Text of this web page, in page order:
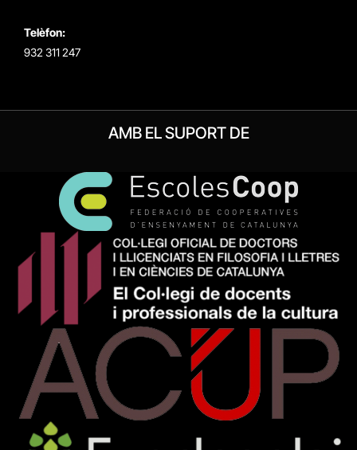
Telèfon:
932 311 247
AMB EL SUPORT DE